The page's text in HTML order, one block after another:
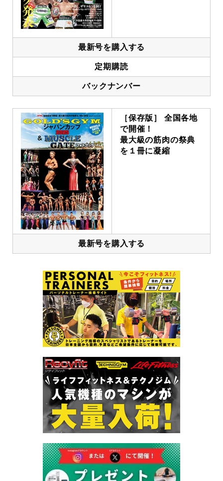
最新号を購入する
定期購読
バックナンバー
［保存版］ 全国各地
で開催！
最大級の筋肉の祭典
を１冊に凝縮
最新号を購入する